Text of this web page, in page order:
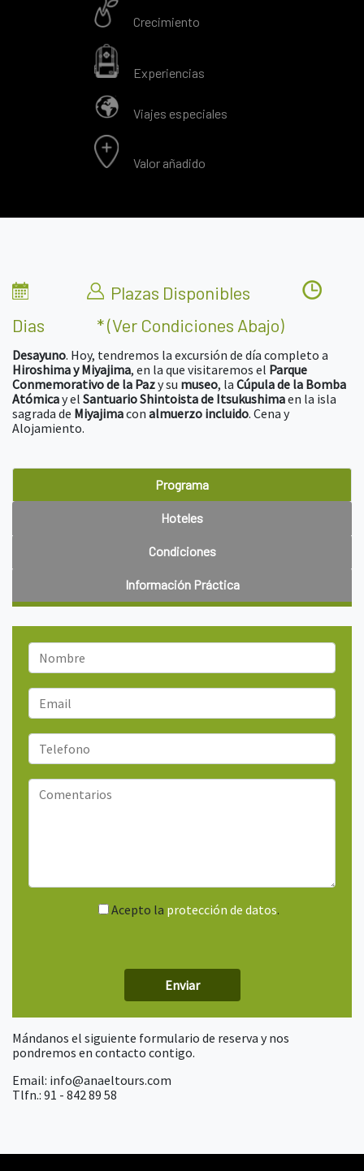
Crecimiento
Experiencias
Viajes especiales
Valor añadido
Plazas Disponibles
Dias
* (ver Condiciones Abajo)
Desayuno. Hoy, tendremos la excursión de día completo a
Hiroshima y Miyajima, en la que visitaremos el Parque
Conmemorativo de la Pazy su museo, la Cúpula de la Bomba
Atómicay el Santuario Shintoista de Itsukushimaen la isla
sagrada de Miyajimacon almuerzo incluido. Cena y
Alojamiento.
Programa
Hoteles
Condiciones
Información Práctica
Acepto la protección de datos.
Mándanos el siguiente formulario de reserva y nos
pondremos en contacto contigo.
Email: info@anaeltours.com
Tlfn.: 91 - 842 89 58